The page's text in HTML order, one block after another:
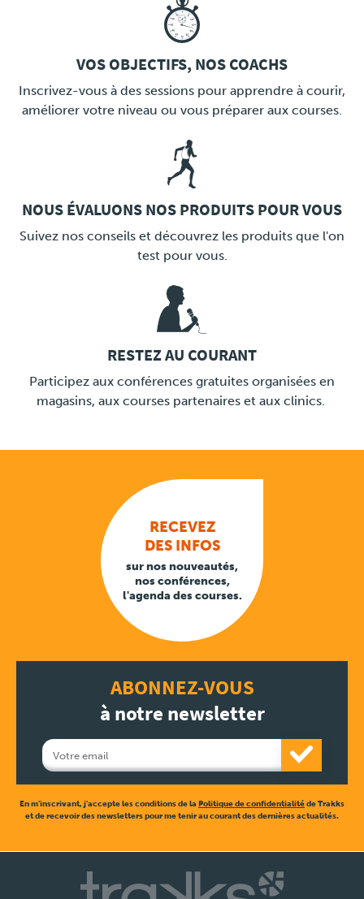
VOS OBJECTIFS, NOS COACHS
Inscrivez-vous à des sessions pour apprendre à courir,
améliorer votre niveau ou vous préparer aux courses.
LINK
NOUS ÉVALUONS NOS PRODUITS POUR VOUS
Suivez nos conseils et découvrez les produits que l'on
test pour vous.
RESTEZ AU COURANT
Participez aux conférences gratuites organisées en
magasins, aux courses partenaires et aux clinics.
RECEVEZ
DES INFOS
sur nos nouveautés,
nos conférences,
l'agenda des courses.
ABONNEZ-VOUS
à notre newsletter
En m'inscrivant, j'accepte les conditions de la Politique de confidentialitéde Trakks
et de recevoir des newsletters pour me tenir au courant des dernières actualités.